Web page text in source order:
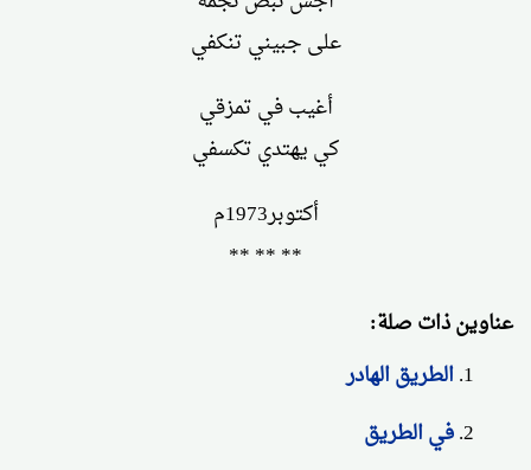
على جبيني تنكفي
أغيب في تمزقي
كي يهتدي تكسفي
أكتوبر1973م
** ** **
عناوين ذات صلة:
الطريق الهادر
في الطريق